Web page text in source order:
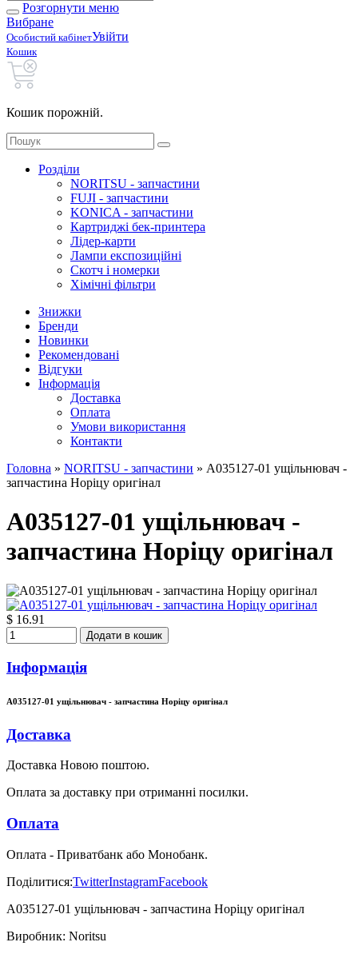
Розгорнути меню
Вибране
Особистий кабінетУвійти
Кошик
Кошик порожній.
Розділи
NORITSU - запчастини
FUJI - запчастини
KONICA - запчастини
Картриджі бек-принтера
Лідер-карти
Лампи експозиційні
Скотч і номерки
Хімічні фільтри
Знижки
Бренди
Новинки
Рекомендовані
Відгуки
Інформація
Доставка
Оплата
Умови використання
Контакти
Головна » NORITSU - запчастини » A035127-01 ущільнювач -
запчастина Норіцу оригінал
A035127-01 ущільнювач -
запчастина Норіцу оригінал
$ 16.91
Додати в кошик
Інформація
A035127-01 ущільнювач - запчастина Норіцу оригінал
Доставка
Доставка Новою поштою.
Оплата за доставку при отриманні посилки.
Оплата
Оплата - Приватбанк або Монобанк.
Поділитися:TwitterInstagramFacebook
A035127-01 ущільнювач - запчастина Норіцу оригінал
Виробник: Noritsu